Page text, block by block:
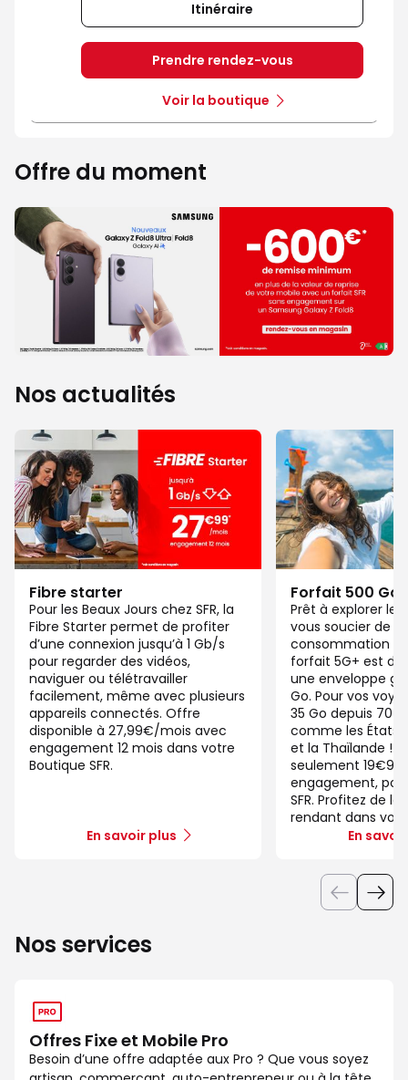
Itinéraire
Prendre rendez-vous
Voir la boutique
Offre du moment
Nos actualités
Fibre starter
Pour les Beaux Jours chez SFR, la
Fibre Starter permet de profiter
d’une connexion jusqu’à 1 Gb/s
pour regarder des vidéos,
naviguer ou télétravailler
facilement, même avec plusieurs
appareils connectés. Offre
disponible à 27,99€/mois avec
engagement 12 mois dans votre
Boutique SFR.
En savoir plus
Forfait 500 Go
Prêt à explorer le
vous soucier de
consommation
forfait 5G+ est
une enveloppe
Go. Pour vos
35 Go depuis 70
comme les États-
et la Thaïlande !
seulement
engagement,
SFR. Profitez de
rendant dans
En
Nos services
Offres Fixe et Mobile Pro
Besoin d’une offre adaptée aux Pro ? Que vous soyez